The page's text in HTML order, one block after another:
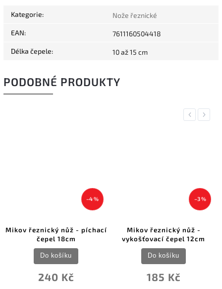
Kategorie: Nože řeznické
EAN: 7611160504418
Délka čepele: 10 až 15 cm
PODOBNÉ PRODUKTY
Previous
–4 %
Mikov řeznický nůž - píchací
čepel 18cm
240 Kč
Do košíku
–3 %
Mikov řeznický nůž -
vykošťovací čepel 12cm
185 Kč
Do košíku
Next